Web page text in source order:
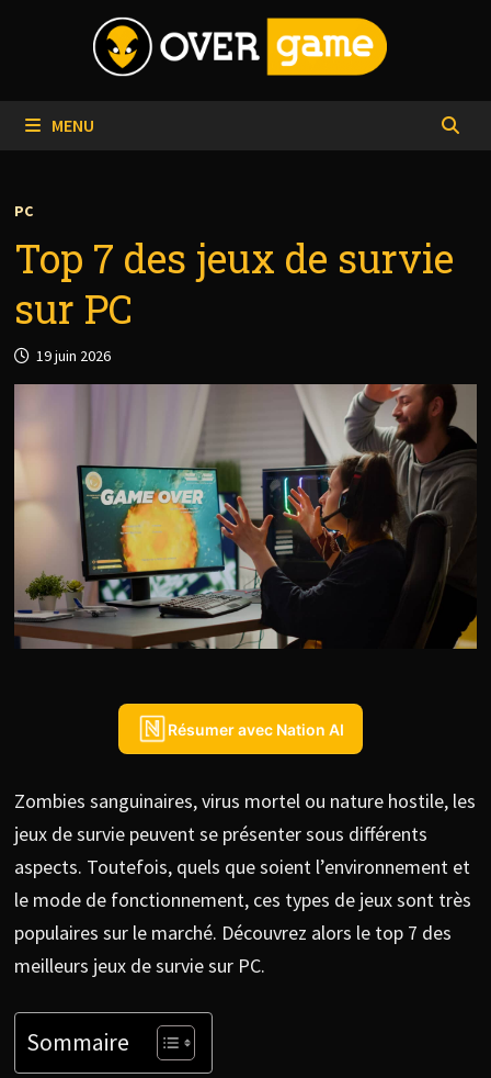
MENU
PC
Top 7 des jeux de survie
sur PC
19 juin 2026
Résumer avec Nation AI
Zombies sanguinaires, virus mortel ou nature hostile, les
jeux de survie peuvent se présenter sous différents
aspects. Toutefois, quels que soient l’environnement et
le mode de fonctionnement, ces types de jeux sont très
populaires sur le marché. Découvrez alors le top 7 des
meilleurs jeux de survie sur PC.
Sommaire